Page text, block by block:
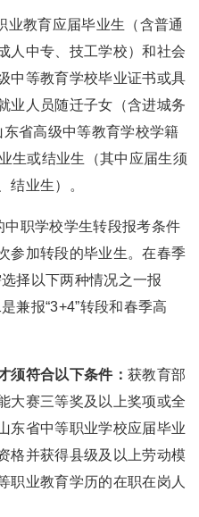
教育应届毕业生（含普通
人中专、技工学校）和社会
中等教育学校毕业证书或具
业人员随迁子女（含进城务
省高级中等教育学校学籍
生或结业生（其中应届生须
结业生）。
职学校学生转段报考条件
参加转段的毕业生。在春季
择以下两种情况之一报
兼报“3+4”转段和春季高
须符合以下条件：获教育部
大赛三等奖及以上奖项或全
东省中等职业学校应届毕业
格并获得县级及以上劳动模
职业教育学历的在职在岗人